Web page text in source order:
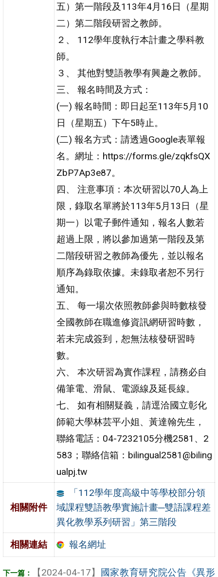
五）第一階段及113年4月16日（星期
二）第二階段研習之教師。
２、 112學年度執行本計畫之學科教
師。
３、 其他對雙語教學有興趣之教師。
三、 報名時間及方式：
(一) 報名時間：即日起至113年5月10
日（星期五）下午5時止。
(二) 報名方式：請透過Google表單報
名。網址：https://forms.gle/zqkfsQX
ZbP7Ap3e87。
四、 注意事項：本次研習以70人為上
限，錄取名單將於113年5月13日（星
期一）以電子郵件通知，報名人數若
超過上限，將以參加過第一階段及第
二階段研習之教師為優先，並以報名
順序為錄取依據。未錄取者恕不另行
通知。
五、 每一場次依照教師參與時數核發
全國教師在職進修資訊網研習時數，
若未完成簽到，恕無法核發研習時
數。
六、 本次研習為實作課程，請務必自
備筆電、滑鼠、電源線及延長線。
七、 如有相關疑義，請逕洽國立彰化
師範大學林芸平小姐、黃達翰先生，
聯絡電話：04-7232105分機2581、2
583；聯絡信箱：bilingual2581@biling
ualpj.tw
相關附件
「112學年度高級中等學校部分領
域課程雙語教學實施計畫─雙語課程差
異化教學系列研習」第三階段
相關連結 報名網址
【2024-04-17】 國家教育研究院公告《異形